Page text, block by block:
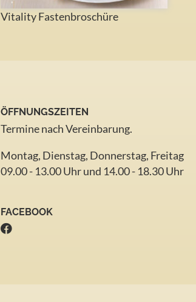
Vitality Fastenbroschüre
ÖFFNUNGSZEITEN
Termine nach Vereinbarung.
Montag, Dienstag, Donnerstag, Freitag
09.00 - 13.00 Uhr und 14.00 - 18.30 Uhr
FACEBOOK